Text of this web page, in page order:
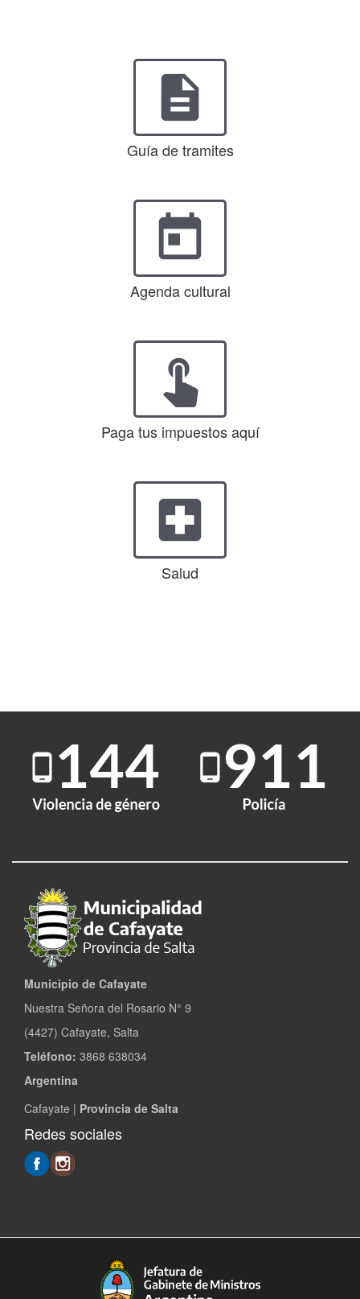
description
Guía de tramites
today
Agenda cultural
touch_app
Paga tus impuestos aquí
local_hospital
Salud
Municipio de Cafayate
Nuestra Señora del Rosario N° 9
(4427) Cafayate, Salta
Teléfono: 3868 638034
Argentina
Cafayate | Provincia de Salta
Redes sociales